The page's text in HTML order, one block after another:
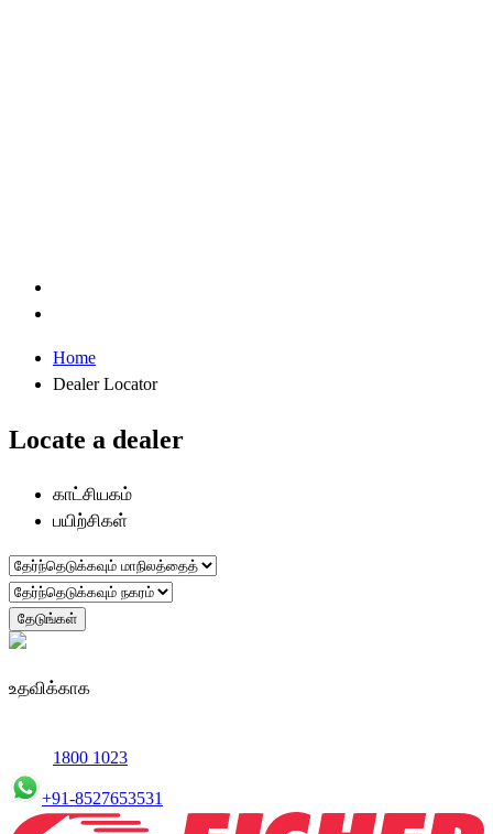
Home
Dealer Locator
Locate a dealer
காட்சியகம்
பயிற்சிகள்
தேடுங்கள்
உதவிக்காக
1800 1023
+91-8527653531